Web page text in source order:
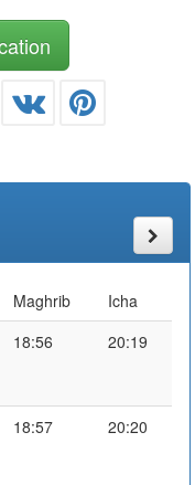
Maghrib
Icha
18:56 20:19
18:57 20:20